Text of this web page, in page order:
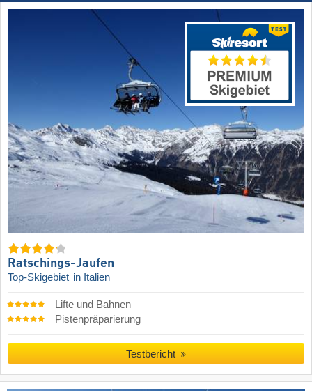
Ratschings-Jaufen
Top-Skigebiet in Italien
Lifte und Bahnen
Pistenpräparierung
Testbericht